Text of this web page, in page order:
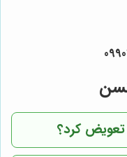
تعویض کرد؟